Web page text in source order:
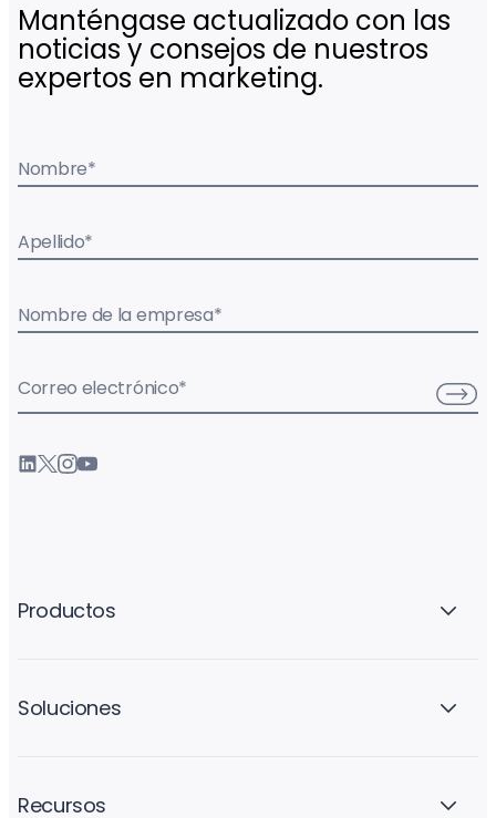
Manténgase actualizado con las
noticias y consejos de nuestros
expertos en marketing.
Nombre*
Apellido*
Nombre de la empresa*
Correo electrónico*
Productos
Soluciones
Recursos